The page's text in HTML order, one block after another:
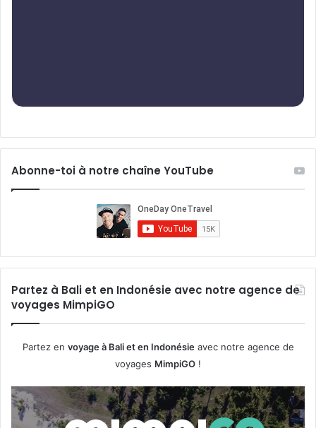
Abonne-toi à notre chaîne YouTube
Partez à Bali et en Indonésie avec notre agence de
voyages MimpiGO
Partez en voyage à Bali et en Indonésieavec notre agence de
voyages MimpiGO !